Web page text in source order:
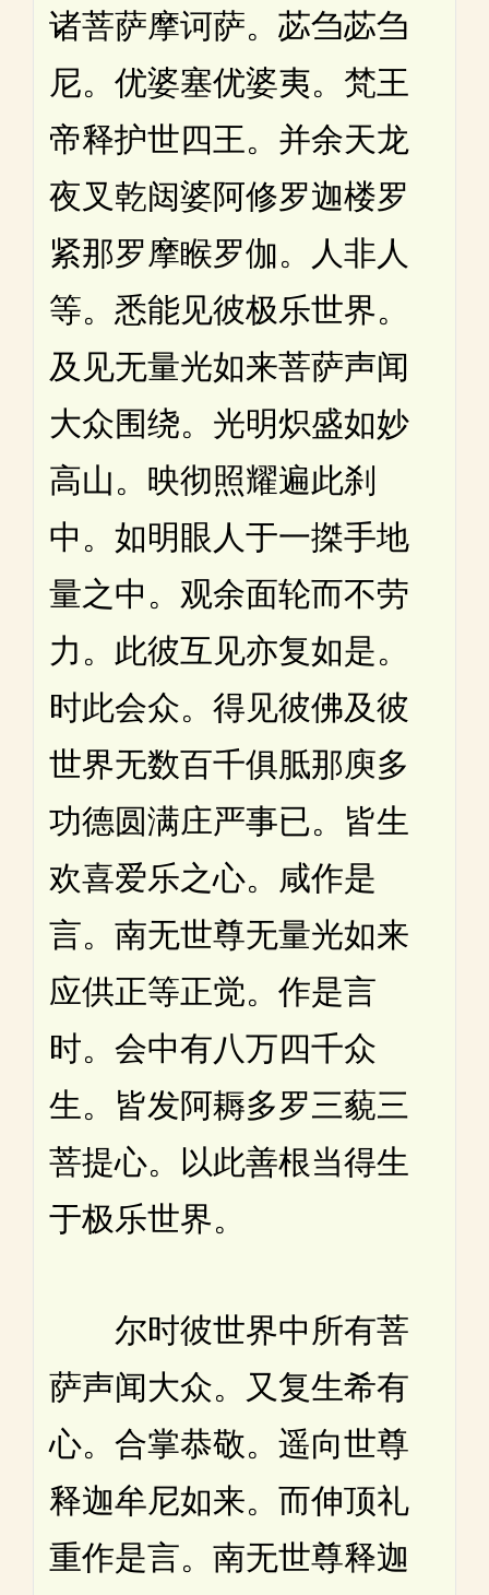
诸菩萨摩诃萨。苾刍苾刍
尼。优婆塞优婆夷。梵王
帝释护世四王。并余天龙
夜叉乾闼婆阿修罗迦楼罗
紧那罗摩睺罗伽。人非人
等。悉能见彼极乐世界。
及见无量光如来菩萨声闻
大众围绕。光明炽盛如妙
高山。映彻照耀遍此刹
中。如明眼人于一搩手地
量之中。观余面轮而不劳
力。此彼互见亦复如是。
时此会众。得见彼佛及彼
世界无数百千俱胝那庾多
功德圆满庄严事已。皆生
欢喜爱乐之心。咸作是
言。南无世尊无量光如来
应供正等正觉。作是言
时。会中有八万四千众
生。皆发阿耨多罗三藐三
菩提心。以此善根当得生
于极乐世界。
尔时彼世界中所有菩
萨声闻大众。又复生希有
心。合掌恭敬。遥向世尊
释迦牟尼如来。而伸顶礼
重作是言。南无世尊释迦